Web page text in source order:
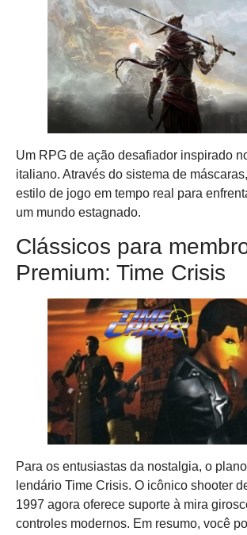
Um RPG de ação desafiador inspirado
italiano. Através do sistema de
estilo de jogo em tempo real para
um mundo estagnado.
Clássicos para
Premium: Time Crisis
Para os entusiastas da nostalgia, o
lendário Time Crisis. O icônico shooter
1997 agora oferece suporte à mira
controles modernos. Em resumo, você